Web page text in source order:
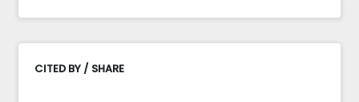
CITED BY / SHARE